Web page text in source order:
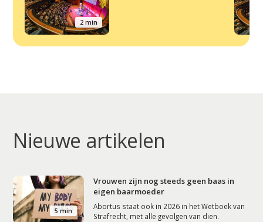
2 min
Nieuwe artikelen
5 min
Vrouwen zijn nog steeds geen baas in
eigen baarmoeder
Abortus staat ook in 2026 in het Wetboek van
Strafrecht, met alle gevolgen van dien.